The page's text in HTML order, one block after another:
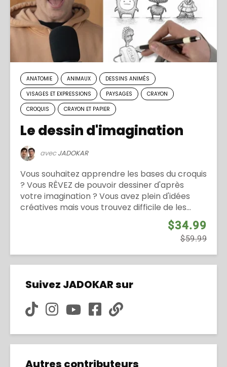
ANATOMIE ANIMAUX
DESSINS ANIMÉS
VISAGES ET EXPRESSIONS
PAYSAGES
CRAYON
CROQUIS
CRAYON ET PAPIER
Le dessin d'imagination
avecJADOKAR
Vous souhaitez apprendre les bases du croquis
? Vous RÊVEZ de pouvoir dessiner d'après
votre imagination ? Vous avez plein d'idées
créatives mais vous trouvez difficile de les...
$34.99
$59.99
Suivez JADOKAR sur
Autres contributeurs